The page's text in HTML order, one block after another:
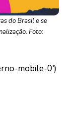
do Brasil e se
Foto: